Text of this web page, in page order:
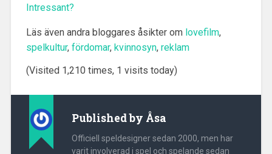
Intressant?
Läs även andra bloggares åsikter om lovefilm,
spelkultur, fördomar, kvinnosyn, reklam
(Visited 1,210 times, 1 visits today)
Published by Åsa
Officiell speldesigner sedan 2000, men har
varit involverad i spel och spelande sedan